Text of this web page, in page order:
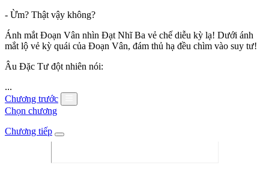
- Ừm? Thật vậy không?
Ánh mắt Đoạn Vân nhìn Đạt Nhĩ Ba vẻ chế diễu kỳ lạ! Dưới ánh
mắt lộ vẻ kỳ quái của Đoạn Vân, đám thủ hạ đều chìm vào suy tư!
Âu Đặc Tư đột nhiên nói:
...
Chương trước
Chọn chương
Chương tiếp